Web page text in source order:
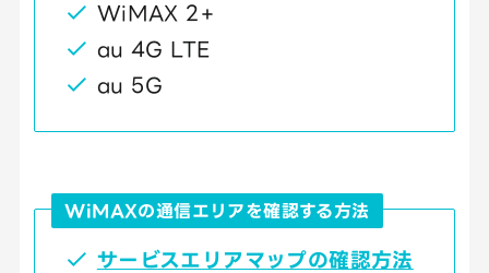
WiMAX 2+
au 4G LTE
au 5G
WiMAXの通信エリアを確認する方法
サービスエリアマップの確認方法